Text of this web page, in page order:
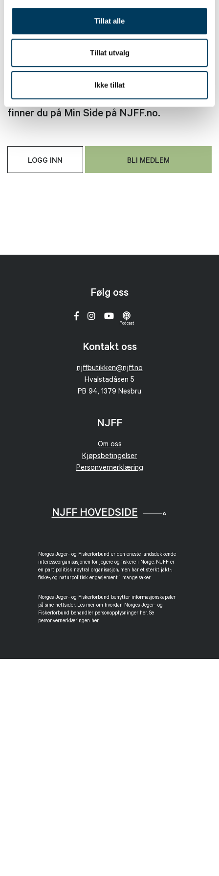
Tillat alle
Tillat utvalg
Ikke tillat
Dette produktet kan kun bestilles av NJFF-
medlemmer. Første gang du handler må du
knytte ditt medlemskap hos NJFF mot
Vipps-innlogging. Medlemsnummeret ditt
finner du på Min Side på NJFF.no.
LOGG INN BLI MEDLEM
Følg oss
Podcast
Kontakt oss
njffbutikken@njff.no
Hvalstadåsen 5
PB 94, 1379 Nesbru
NJFF
Om oss
Kjøpsbetingelser
Personvernerklæring
NJFF HOVEDSIDE
Norges Jeger- og Fiskerforbund er den eneste landsdekkende
interesseorganisasjonen for jegere og fiskere i Norge. NJFF er
en partipolitisk nøytral organisasjon, men har et sterkt jakt-,
fiske-, og naturpolitisk engasjement i mange saker.
Norges Jeger- og Fiskerforbund benytter informasjonskapsler
på sine nettsider. Les mer om hvordan Norges Jeger- og
Fiskerforbund behandler personopplysninger her. Se
personvernerklæringen her.